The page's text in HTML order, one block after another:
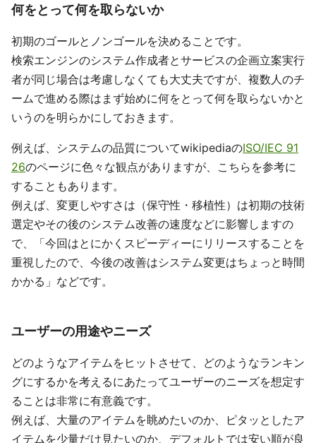
何をとって何を取らないか
初期のゴールとノンゴールを決めることです。
検索エンジンのシステム作成者とサービスの企画立案実行
者が同じ場合は考慮しなくても大丈夫ですが、複数人のチ
ームで進める際はまず始めに何をとって何を取らないかと
いうのを明らかにしておきます。
例えば、システムの品質についてwikipediaのISO/IEC 91
26のページに色々な観点がありますが、こちらを参考に
することもあります。
例えば、変更しやすさは（保守性・移植性）は初期の技術
選定やその後のシステム改善の速度などに影響しますの
で、「今回はとにかくスピーディーにリリースすることを
重視したので、今後の改善はシステム変更はちょっと時間
かかる」などです。
ユーザーの用途やニーズ
どのようなアイテムをヒットさせて、どのようなランキン
グにするかを考えるにあたってユーザーのニーズを想定す
ることは非常に有意義です。
例えば、大量のアイテムを眺めたいのか、ピタッとしたア
イテムを少量だけ見たいのか、デフォルトでは安い順が良